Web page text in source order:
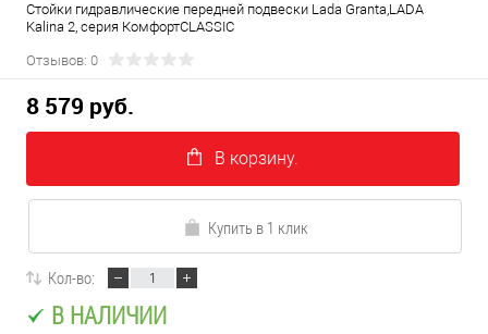
Стойки гидравлические передней подвески Lada Granta,LADA
Kalina 2, серия КомфортCLASSIC
Отзывов: 0
8 579 руб.
В корзину.
Купить в 1 клик
Кол-во:
В НАЛИЧИИ